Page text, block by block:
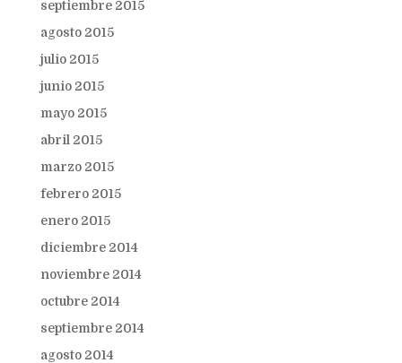
septiembre 2015
agosto 2015
julio 2015
junio 2015
mayo 2015
abril 2015
marzo 2015
febrero 2015
enero 2015
diciembre 2014
noviembre 2014
octubre 2014
septiembre 2014
agosto 2014